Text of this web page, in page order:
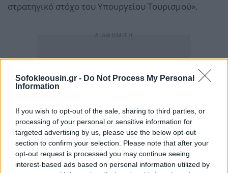
Sofokleousin.gr - Do Not Process My Personal
Information
If you wish to opt-out of the sale, sharing to third parties, or
processing of your personal or sensitive information for
targeted advertising by us, please use the below opt-out
section to confirm your selection. Please note that after your
opt-out request is processed you may continue seeing
interest-based ads based on personal information utilized by
στρατηγικό στόχο του Υπουργείου Τουρισμού».